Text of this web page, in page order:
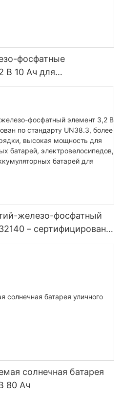
фосфатные
В 10 Ач для
электромобилей
железо-фосфатный
– сертифицирован
более 2000 циклов
для
солнечная батарея
80 Ач